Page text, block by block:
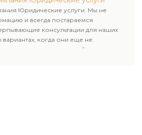
Юридические услуги. Мы не
и всегда постараемся
консультации для наших
вариантах, когда они еще не
услугами нашей компании.